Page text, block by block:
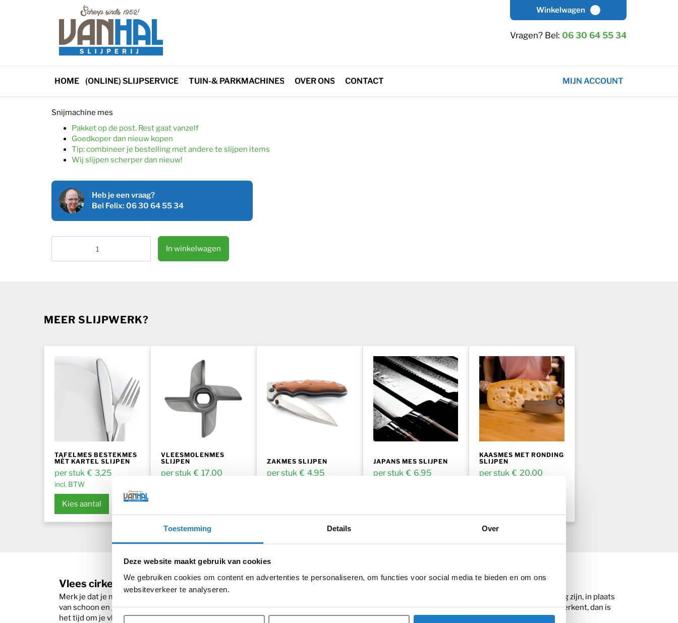
Toestemming Details Over
Deze website maakt gebruik van cookies
We gebruiken cookies om content en advertenties te personaliseren, om functies voor social media te bieden en om ons
websiteverkeer te analyseren.
Winkelwagen
Vragen? Bel: 06 30 64 55 34
HOME (ONLINE) SLIJPSERVICE TUIN-& PARKMACHINES OVER ONS CONTACT MIJN ACCOUNT
Online slijpservice/Keuken / Horeca
€ 36,30 incl. BTW
Snijmachine mes
Pakket op de post. Rest gaat vanzelf
Goedkoper dan nieuw kopen
Tip: combineer je bestelling met andere te slijpen items
Wij slijpen scherper dan nieuw!
Heb je een vraag?
Bel Felix: 06 30 64 55 34
In winkelwagen
MEER SLIJPWERK?
TAFELMES BESTEKMES
MÉT KARTEL SLIJPEN
€ 3,25
incl. BTW
Kies aantal
VLEESMOLENMES
SLIJPEN
€ 17,00
ZAKMES SLIJPEN
€ 4,95
JAPANS MES SLIJPEN
€ 6,95
KAASMES MET RONDING
SLIJPEN
€ 20,00
Vlees cirkelmes slijpen voor mooier en fijner snijden
Merk je dat je meer kracht moet zetten dan normaal bij het snijden met je vlees cirkelmes? Of dat de sneden in het vlees ongelijkmatig of rafelig zijn, in plaats
van schoon en glad? Misschien scheurt of trekt het mes zelfs door het vlees in plaats van een schone snede te maken. Als je deze problemen herkent, dan is
het tijd om je vlees cirkelmes te slijpen. Onze online slijpservice staat klaar om jouw mes weer in optimale conditie te brengen.